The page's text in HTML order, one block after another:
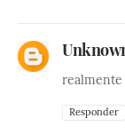
realmente
Responder